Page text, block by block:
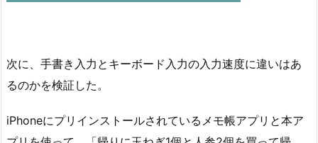
次に、手書き入力とキーボード入力の入力速度に違いはあ
るのかを検証した。
iPhoneにプリインストールされているメモ帳アプリと本ア